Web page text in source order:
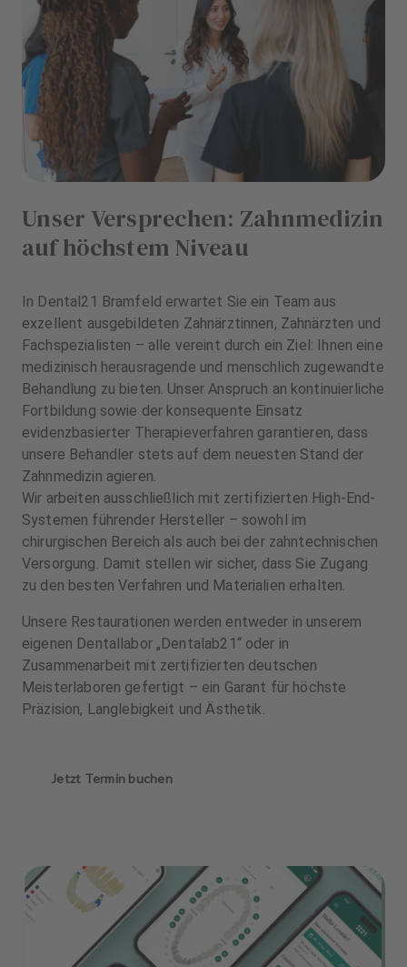
Unser Versprechen: Zahnmedizin
auf höchstem Niveau
In Dental21 Bramfeld erwartet Sie ein Team aus
exzellent ausgebildeten Zahnärztinnen, Zahnärzten und
Fachspezialisten – alle vereint durch ein Ziel: Ihnen eine
medizinisch herausragende und menschlich zugewandte
Behandlung zu bieten. Unser Anspruch an kontinuierliche
Fortbildung sowie der konsequente Einsatz
evidenzbasierter Therapieverfahren garantieren, dass
unsere Behandler stets auf dem neuesten Stand der
Zahnmedizin agieren.
Wir arbeiten ausschließlich mit zertifizierten High-End-
Systemen führender Hersteller – sowohl im
chirurgischen Bereich als auch bei der zahntechnischen
Versorgung. Damit stellen wir sicher, dass Sie Zugang
zu den besten Verfahren und Materialien erhalten.
Unsere Restaurationen werden entweder in unserem
eigenen Dentallabor „Dentalab21“ oder in
Zusammenarbeit mit zertifizierten deutschen
Meisterlaboren gefertigt – ein Garant für höchste
Präzision, Langlebigkeit und Ästhetik.
Jetzt Termin buchen